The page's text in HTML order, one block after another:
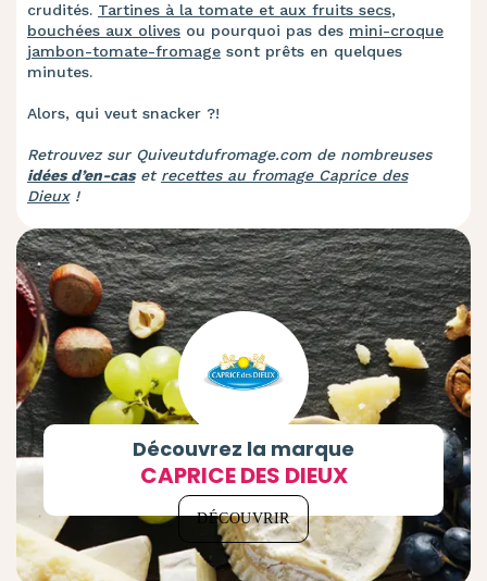
crudités. Tartines à la tomate et aux fruits secs,
bouchées aux olives ou pourquoi pas des mini-croque
jambon-tomate-fromage sont prêts en quelques
minutes.
Alors, qui veut snacker ?!
Retrouvez sur Quiveutdufromage.com de nombreuses
idées d’en-caset recettes au fromage Caprice des
Dieux!
Découvrez la marque
CAPRICE DES DIEUX
DÉCOUVRIR